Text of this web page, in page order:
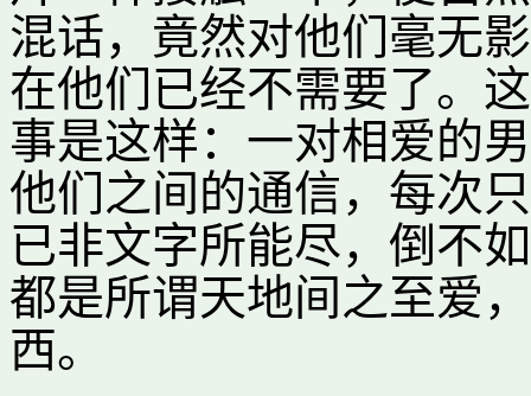
混话，竟然对他们毫无
在他们已经不需要了。
事是这样：一对相爱的
他们之间的通信，每次
已非文字所能尽，倒不
都是所谓天地间之至爱
西。